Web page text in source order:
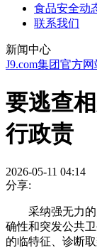
食品安全动
联系我们
新闻中心
J9.com集团官方网
要逃查
行政责
2026-05-11 04:14
分享:
采纳强无力的
确性和突发公共
的临特征、诊断